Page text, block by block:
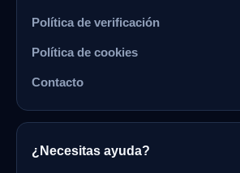
Política de verificación
Política de cookies
Contacto
¿Necesitas ayuda?